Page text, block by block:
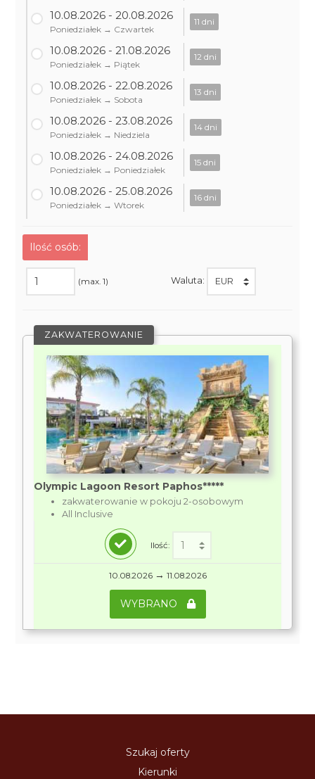
10.08.2026 - 20.08.2026
Poniedziałek → Czwartek
11 dni
10.08.2026 - 21.08.2026
Poniedziałek → Piątek
12 dni
10.08.2026 - 22.08.2026
Poniedziałek → Sobota
13 dni
10.08.2026 - 23.08.2026
Poniedziałek → Niedziela
14 dni
10.08.2026 - 24.08.2026
Poniedziałek → Poniedziałek
15 dni
10.08.2026 - 25.08.2026
Poniedziałek → Wtorek
16 dni
Ilość osób:
(max. 1) Waluta:
ZAKWATEROWANIE
Olympic Lagoon Resort Paphos*****
zakwaterowanie w pokoju 2-osobowym
All Inclusive
Ilość:
10.08.2026 → 11.08.2026
WYBRANO
Szukaj oferty
Kierunki